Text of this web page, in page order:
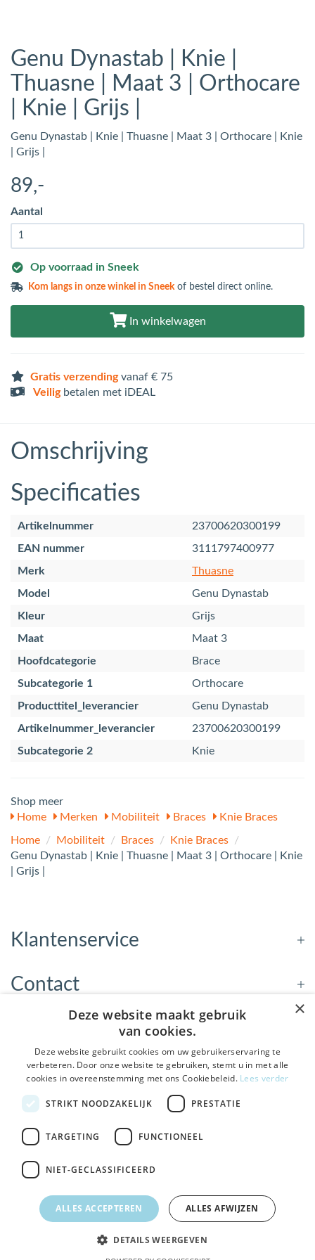
Genu Dynastab | Knie |
Thuasne | Maat 3 | Orthocare
| Knie | Grijs |
Genu Dynastab | Knie | Thuasne | Maat 3 | Orthocare | Knie
| Grijs |
89,-
Aantal
Op voorraad in Sneek
Kom langs inonze winkel in Sneekof bestel direct online.
In winkelwagen
Gratis verzendingvanaf € 75
Veiligbetalen met iDEAL
Omschrijving
Specificaties
Artikelnummer
23700620300199
EAN nummer
3111797400977
Merk
Thuasne
Model
Genu Dynastab
Kleur
Grijs
Maat
Maat 3
Hoofdcategorie
Brace
Subcategorie 1
Orthocare
Producttitel_leverancier
Genu Dynastab
Artikelnummer_leverancier
23700620300199
Subcategorie 2
Knie
Shop meer
Home
Merken Mobiliteit Braces Knie Braces
Home / Mobiliteit / Braces / Knie Braces
/
Genu Dynastab | Knie | Thuasne | Maat 3 | Orthocare | Knie
| Grijs |
Klantenservice
Contact
Openingstijden
Nieuwsbrief
Bezoek de winkel in Sneek, Bolswarderbaan 3C
Gratis verzendingvanaf € 75
De Welzijnwinkel in je
inbox
Geen spam, geen verkooppraatjes — gewoon fijne
updates over hulpmiddelen die echt iets toevoegen.
Ja leuk! Schrijf me in
×
Deze website maakt gebruik
van cookies.
Deze website gebruikt cookies om uw gebruikerservaring te
verbeteren. Door onze website te gebruiken, stemt u in met alle
cookies in overeenstemming met ons Cookiebeleid. Lees verder
STRIKT NOODZAKELIJK PRESTATIE
TARGETING FUNCTIONEEL
NIET-GECLASSIFICEERD
ALLES ACCEPTEREN ALLES AFWIJZEN
DETAILS WEERGEVEN